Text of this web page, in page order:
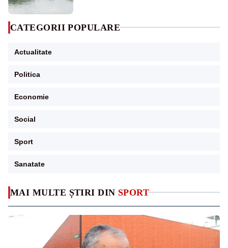
MAI MULTE ȘTIRI DIN SPORT
CATEGORII POPULARE
Actualitate
Politica
Economie
Social
Sport
Sanatate